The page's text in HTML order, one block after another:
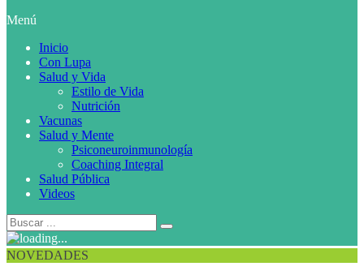
Menú
Inicio
Con Lupa
Salud y Vida
Estilo de Vida
Nutrición
Vacunas
Salud y Mente
Psiconeuroinmunología
Coaching Integral
Salud Pública
Videos
NOVEDADES